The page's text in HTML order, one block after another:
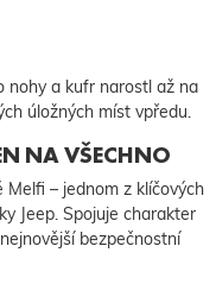
nohy a kufr narostl až na
úložných míst vpředu.
NA VŠECHNO
Melfi – jednom z klíčových
Jeep. Spojuje charakter
bezpečnostní